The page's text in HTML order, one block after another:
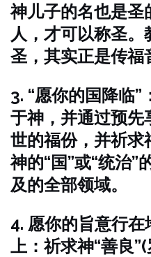
神儿子的名也是圣
人，才可以称圣
圣，其实正是传福
3. “愿你的国降临
于神，并通过预先
世的福份，并祈求
神的“国”或“统治”
及的全部领域。
4. 愿你的旨意行
上：祈求神“善良